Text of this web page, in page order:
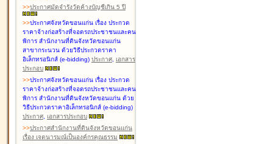
>>ประกาศมัดจำรังวัดค้างบัญชีเกิน 5 ปี
>>ประกาศจังหวัดขอนแก่น เรื่อง ประกวด
ราคาจ้างก่อสร้างที่จอดรถประชาชนและคน
พิการ สำนักงานที่ดินจังหวัดขอนแก่น
สาขากระนวน ด้วยวิธีประกวดราคา
อิเล็กทรอนิกส์ (e-bidding) ประกาศ, เอกสาร
ประกอบ
>>ประกาศจังหวัดขอนแก่น เรื่อง ประกวด
ราคาจ้างก่อสร้างที่จอดรถประชาชนและคน
พิการ สำนักงานที่ดินจังหวัดขอนแก่น ด้วย
วิธีประกวดราคาอิเล็กทรอนิกส์ (e-bidding)
ประกาศ, เอกสารประกอบ
>>ประกาศสำนักงานที่ดินจังหวัดขอนแก่น
เรื่อง เจตนารมณ์เป็นองค์กรคุณธรรม